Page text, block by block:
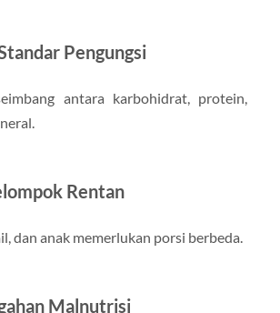
Pengungsi
antara karbohidrat, protein,
Rentan
dan anak memerlukan porsi berbeda.
Malnutrisi